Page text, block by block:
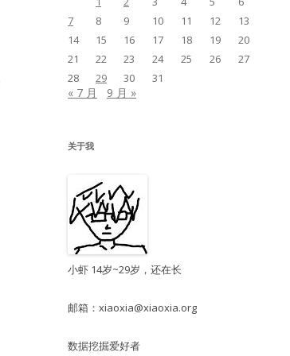
7
8 9 10 11 12
13
14
15 16 17 18 19
20
21
22 23 24 25 26
27
28
29 30 31
« 7 月 9 月 »
关于我
小虾 14岁~29岁，还在长
邮箱： xiaoxia@xiaoxia.org
数据挖掘爱好者